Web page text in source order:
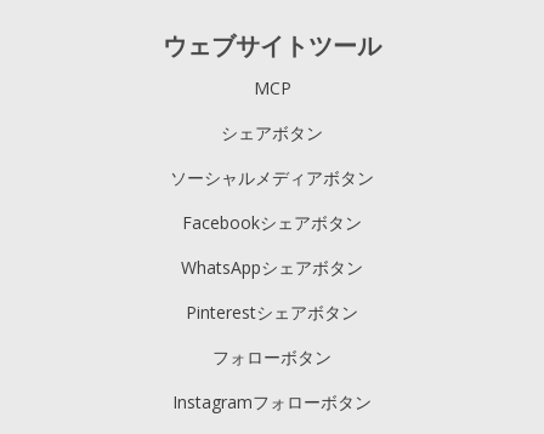
ウェブサイトツール
MCP
シェアボタン
ソーシャルメディアボタン
Facebookシェアボタン
WhatsAppシェアボタン
Pinterestシェアボタン
フォローボタン
Instagramフォローボタン